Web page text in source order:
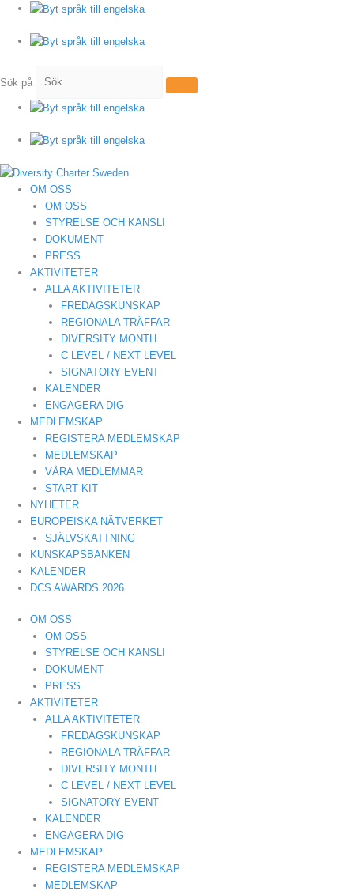
Hoppa
innehåll
Sök på
OM OSS
OM OSS
STYRELSE OCH KANSLI
DOKUMENT
PRESS
AKTIVITETER
ALLA AKTIVITETER
FREDAGSKUNSKAP
REGIONALA TRÄFFAR
DIVERSITY MONTH
C LEVEL / NEXT LEVEL
SIGNATORY EVENT
KALENDER
ENGAGERA DIG
MEDLEMSKAP
REGISTERA MEDLEMSKAP
MEDLEMSKAP
VÅRA MEDLEMMAR
START KIT
NYHETER
EUROPEISKA NÄTVERKET
SJÄLVSKATTNING
KUNSKAPSBANKEN
KALENDER
DCS AWARDS 2026
OM OSS
OM OSS
STYRELSE OCH KANSLI
DOKUMENT
PRESS
AKTIVITETER
ALLA AKTIVITETER
FREDAGSKUNSKAP
REGIONALA TRÄFFAR
DIVERSITY MONTH
C LEVEL / NEXT LEVEL
SIGNATORY EVENT
KALENDER
ENGAGERA DIG
MEDLEMSKAP
REGISTERA MEDLEMSKAP
MEDLEMSKAP